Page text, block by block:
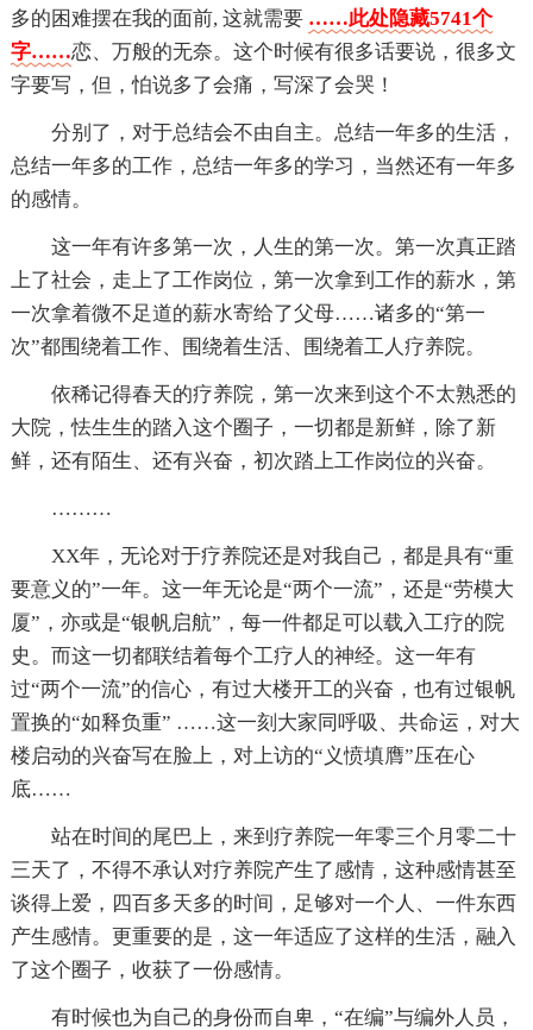
多的困难摆在我的面前, 这就需要 ……此处隐藏5741个
字……恋、万般的无奈。这个时候有很多话要说，很多文
字要写，但，怕说多了会痛，写深了会哭！
分别了，对于总结会不由自主。总结一年多的生活，
总结一年多的工作，总结一年多的学习，当然还有一年多
的感情。
这一年有许多第一次，人生的第一次。第一次真正踏
上了社会，走上了工作岗位，第一次拿到工作的薪水，第
一次拿着微不足道的薪水寄给了父母……诸多的“第一
次”都围绕着工作、围绕着生活、围绕着工人疗养院。
依稀记得春天的疗养院，第一次来到这个不太熟悉的
大院，怯生生的踏入这个圈子，一切都是新鲜，除了新
鲜，还有陌生、还有兴奋，初次踏上工作岗位的兴奋。
………
XX年，无论对于疗养院还是对我自己，都是具有“重
要意义的”一年。这一年无论是“两个一流”，还是“劳模大
厦”，亦或是“银帆启航”，每一件都足可以载入工疗的院
史。而这一切都联结着每个工疗人的神经。这一年有
过“两个一流”的信心，有过大楼开工的兴奋，也有过银帆
置换的“如释负重” ……这一刻大家同呼吸、共命运，对大
楼启动的兴奋写在脸上，对上访的“义愤填膺”压在心
底……
站在时间的尾巴上，来到疗养院一年零三个月零二十
三天了，不得不承认对疗养院产生了感情，这种感情甚至
谈得上爱，四百多天多的时间，足够对一个人、一件东西
产生感情。更重要的是，这一年适应了这样的生活，融入
了这个圈子，收获了一份感情。
有时候也为自己的身份而自卑，“在编”与编外人员，